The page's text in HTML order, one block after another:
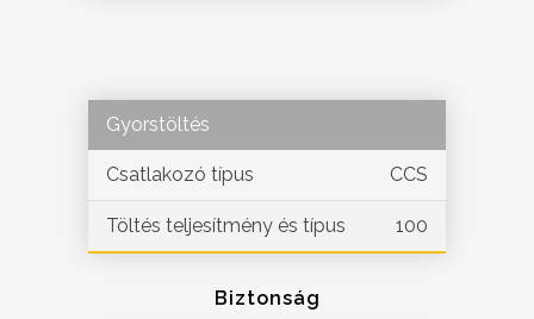
Gyorstöltés
Csatlakozó típus CCS
Töltés teljesítmény és típus 100
Biztonság